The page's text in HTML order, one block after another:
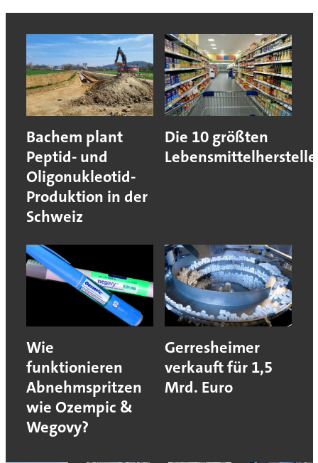
Bachem plant
Peptid- und
Oligonukleotid-
Produktion in der
Schweiz
Die 10 größten
Wie
funktionieren
Abnehmspritzen
wie Ozempic &
Wegovy?
Gerresheimer
verkauft für 1,5
Mrd. Euro